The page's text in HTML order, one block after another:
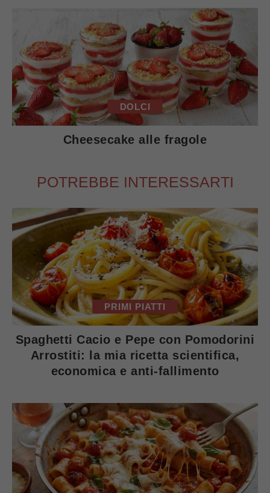
DOLCI
Cheesecake alle fragole
POTREBBE INTERESSARTI
PRIMI PIATTI
Spaghetti Cacio e Pepe con Pomodorini
Arrostiti: la mia ricetta scientifica,
economica e anti-fallimento